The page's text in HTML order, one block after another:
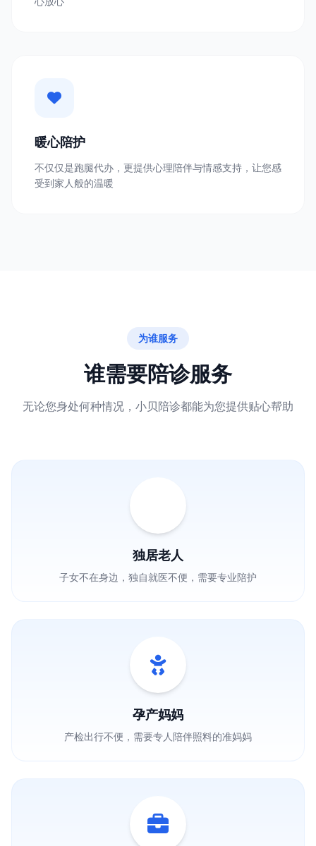
暖心陪护
不仅仅是跑腿代办，更提供心理陪伴与情感支持，让您感
受到家人般的温暖
为谁服务
谁需要陪诊服务
无论您身处何种情况，小贝陪诊都能为您提供贴心帮助
独居老人
子女不在身边，独自就医不便，需要专业陪护
孕产妈妈
产检出行不便，需要专人陪伴照料的准妈妈